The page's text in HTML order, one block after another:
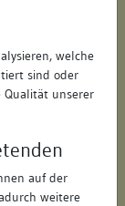
welche
sind oder
Qualität unserer
auf der
weitere